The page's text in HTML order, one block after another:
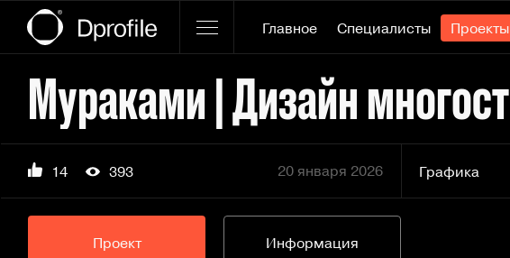
Главное Специалисты Проекты
14 393 20 января 2026 Графика
Проект Информация